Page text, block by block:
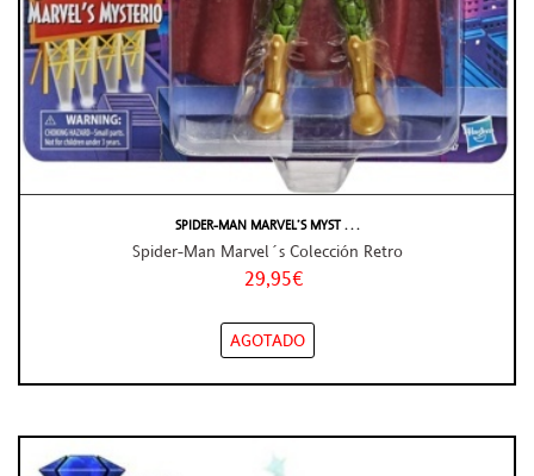
SPIDER-MAN MARVEL’S MYST . . .
Spider-Man Marvel´s Colección Retro
29,95€
AGOTADO